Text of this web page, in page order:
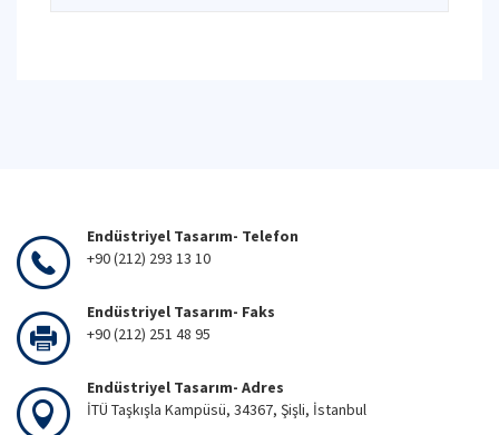
Endüstriyel Tasarım- Telefon
+90 (212) 293 13 10
Endüstriyel Tasarım- Faks
+90 (212) 251 48 95
Endüstriyel Tasarım- Adres
İTÜ Taşkışla Kampüsü, 34367, Şişli, İstanbul